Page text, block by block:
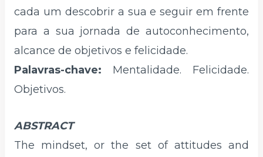
cada um descobrir a sua e seguir em frente
para a sua jornada de autoconhecimento,
alcance de objetivos e felicidade.
Palavras-chave: Mentalidade. Felicidade.
Objetivos.
ABSTRACT
The mindset, or the set of attitudes and